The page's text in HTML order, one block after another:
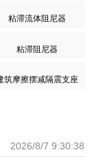
粘滞流体阻尼器
粘滞阻尼器
筑摩擦摆减隔震支座
2026/8/7 9:30:38